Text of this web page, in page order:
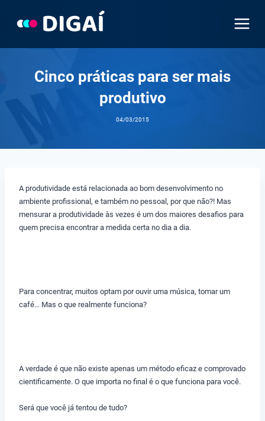
Cinco práticas para ser mais
produtivo
04/03/2015
A produtividade está relacionada ao bom desenvolvimento no
ambiente profissional, e também no pessoal, por que não?! Mas
mensurar a produtividade às vezes é um dos maiores desafios para
quem precisa encontrar a medida certa no dia a dia.
Para concentrar, muitos optam por ouvir uma música, tomar um
café… Mas o que realmente funciona?
A verdade é que não existe apenas um método eficaz e comprovado
cientificamente. O que importa no final é o que funciona para você.
Será que você já tentou de tudo?